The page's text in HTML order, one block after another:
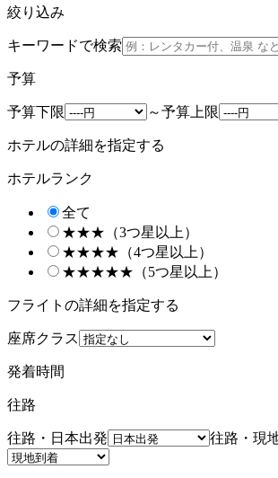
絞り込み
キーワードで検索
予算
予算下限 ～予算上限
ホテルの詳細を指定する
ホテルランク
全て
★★★（3つ星以上）
★★★★（4つ星以上）
★★★★★（5つ星以上）
フライトの詳細を指定する
座席クラス
発着時間
往路
往路・日本出発 往路・現